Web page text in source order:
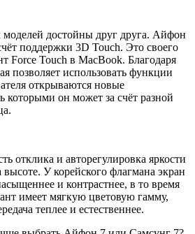
достойны друг друга. Айфон
поддержки 3D Touch. Это своего
Force Touch в MacBook. Благодаря
позволяет использовать функции
открываются новые
которыми он может за счёт разной
отклика и авторегулировка яркости
У корейского флагмана экран
и контрастнее, в то время
имеет мягкую цветовую гамму,
теплее и естественнее.